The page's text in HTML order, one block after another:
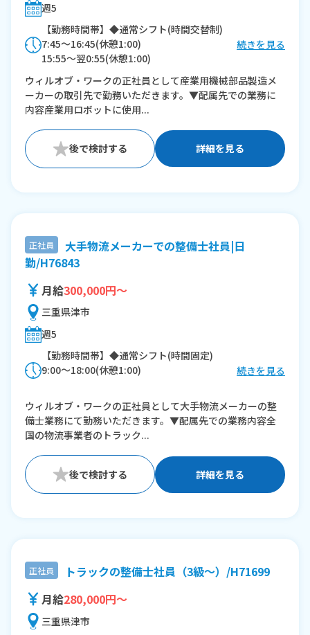
週5
【勤務時間帯】◆通常シフト(時間交替制)
7:45〜16:45(休憩1:00)
15:55〜翌0:55(休憩1:00)
※残業：20〜30時間程度/月
続きを見る
ウィルオブ・ワークの正社員として産業用機械部品製造メ
ーカーの取引先で勤務いただきます。▼配属先での業務に
内容産業用ロボットに使用...
詳細を見る
正社員
大手物流メーカーでの整備士社員|日
勤/H76843
月給300,000円～
三重県津市
週5
【勤務時間帯】◆通常シフト(時間固定)
9:00〜18:00(休憩1:00)
※残業：0〜10時間程度/月
続きを見る
ウィルオブ・ワークの正社員として大手物流メーカーの整
備士業務にて勤務いただきます。▼配属先での業務内容全
国の物流事業者のトラック...
詳細を見る
正社員
トラックの整備士社員（3級～）/H71699
月給280,000円～
三重県津市